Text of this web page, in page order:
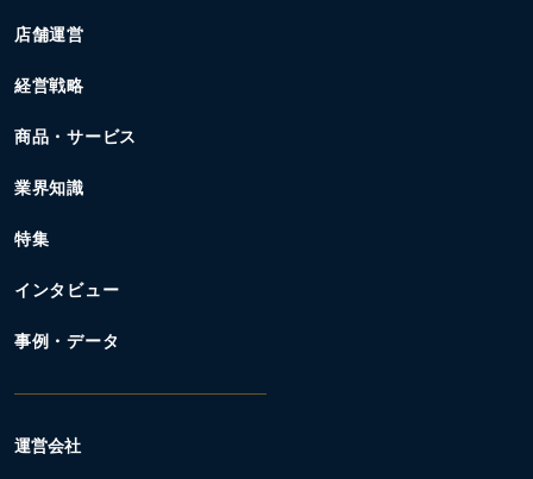
店舗運営
経営戦略
商品・サービス
業界知識
特集
インタビュー
事例・データ
運営会社